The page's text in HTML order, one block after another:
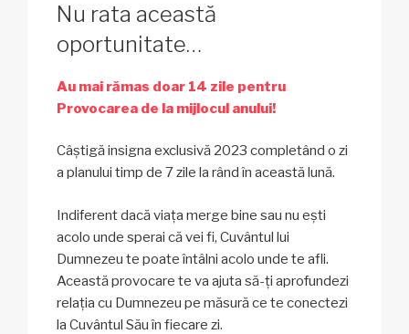
Nu rata această
oportunitate…
Au mai rămas doar 14 zile pentru
Provocarea de la mijlocul anului!
Câștigă insigna exclusivă 2023 completând o zi
a planului timp de 7 zile la rând în această lună.
Indiferent dacă viața merge bine sau nu ești
acolo unde sperai că vei fi, Cuvântul lui
Dumnezeu te poate întâlni acolo unde te afli.
Această provocare te va ajuta să-ți aprofundezi
relația cu Dumnezeu pe măsură ce te conectezi
la Cuvântul Său în fiecare zi.